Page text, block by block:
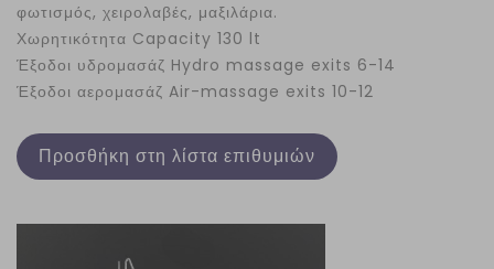
φωτισμός, χειρολαβές, μαξιλάρια.
Χωρητικότητα Capacity 130 lt
Έξοδοι υδρομασάζ Hydro massage exits 6-14
Έξοδοι αερομασάζ Air-massage exits 10-12
Προσθήκη στη λίστα επιθυμιών